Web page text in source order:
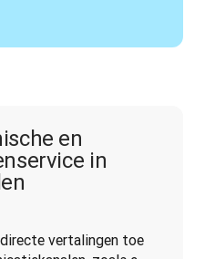
en
in
vertalingen toe